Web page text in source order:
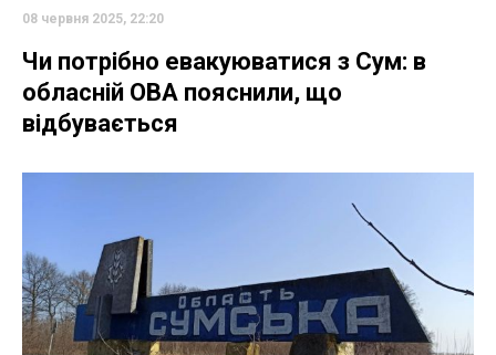
08 червня 2025, 22:20
Чи потрібно евакуюватися з Сум: в
обласній ОВА пояснили, що
відбувається